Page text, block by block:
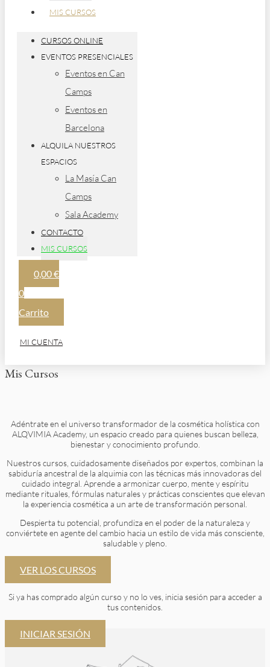
MIS CURSOS
CURSOS ONLINE
EVENTOS PRESENCIALES
Eventos en Can
Camps
Eventos en
Barcelona
ALQUILA NUESTROS
ESPACIOS
La Masía Can
Camps
Sala Academy
CONTACTO
MIS CURSOS
0,00€
0
Carrito
MI CUENTA
Mis Cursos
Adéntrate en el universo transformador de la cosmética holística con
ALQVIMIA Academy, un espacio creado para quienes buscan belleza,
bienestar y conocimiento profundo.
Nuestros cursos, cuidadosamente diseñados por expertos, combinan la
sabiduría ancestral de la alquimia con las técnicas más innovadoras del
cuidado integral. Aprende a armonizar cuerpo, mente y espíritu
mediante rituales, fórmulas naturales y prácticas conscientes que elevan
la experiencia cosmética a un arte de transformación personal.
Despierta tu potencial, profundiza en el poder de la naturaleza y
conviértete en agente del cambio hacia un estilo de vida más consciente,
saludable y pleno.
VER LOS CURSOS
Si ya has comprado algún curso y no lo ves, inicia sesión para acceder a
tus contenidos.
INICIAR SESIÓN